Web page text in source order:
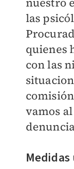
las
quienes
con las
vamos